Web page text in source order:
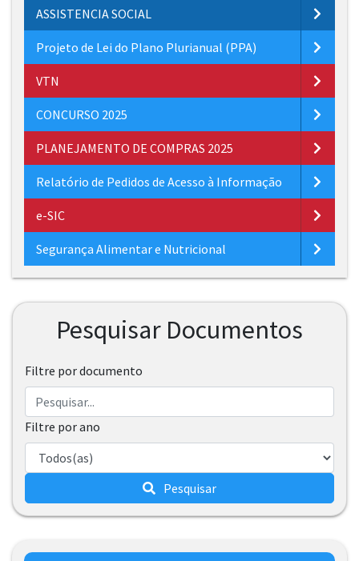
ASSISTENCIA SOCIAL
Projeto de Lei do Plano Plurianual (PPA)
VTN
CONCURSO 2025
PLANEJAMENTO DE COMPRAS 2025
Relatório de Pedidos de Acesso à Informação
e-SIC
Segurança Alimentar e Nutricional
Pesquisar Documentos
Filtre por documento
Filtre por ano
Pesquisar